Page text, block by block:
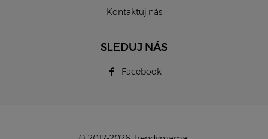
Kontaktuj nás
SLEDUJ NÁS
Facebook